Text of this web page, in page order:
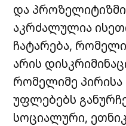
და
აკრძალულია
ჩატარება,
არის
რომელიმე პირისა
უფლებებს
სოციალური,